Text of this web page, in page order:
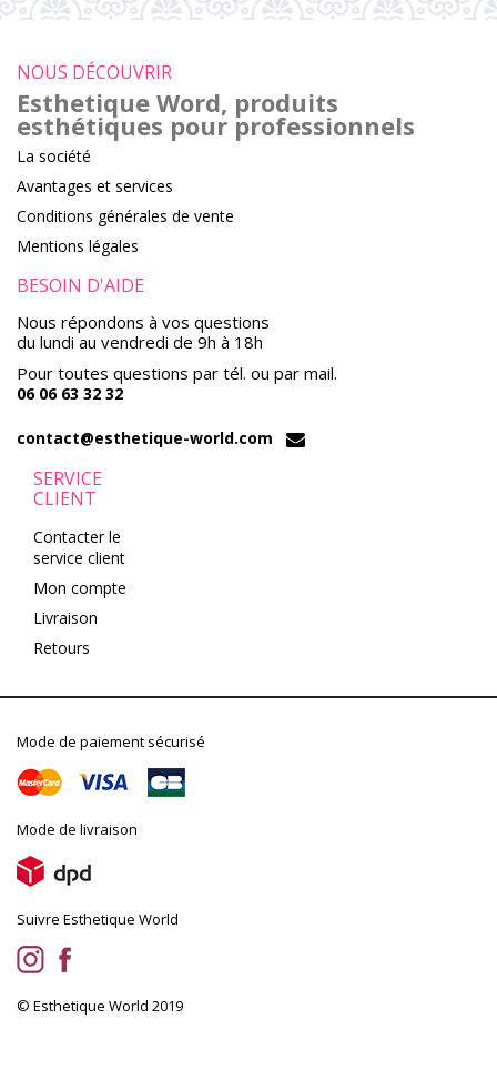
NOUS DÉCOUVRIR
Esthetique Word, produits
esthétiques pour professionnels
La société
Avantages et services
Conditions générales de vente
Mentions légales
BESOIN D'AIDE
Nous répondons à vos questions
du lundi au vendredi de 9h à 18h
Pour toutes questions par tél. ou par mail.
06 06 63 32 32
contact@esthetique-world.com
SERVICE
CLIENT
Contacter le
service client
Mon compte
Livraison
Retours
Mode de paiement sécurisé
Mode de livraison
Suivre Esthetique World
© Esthetique World 2019